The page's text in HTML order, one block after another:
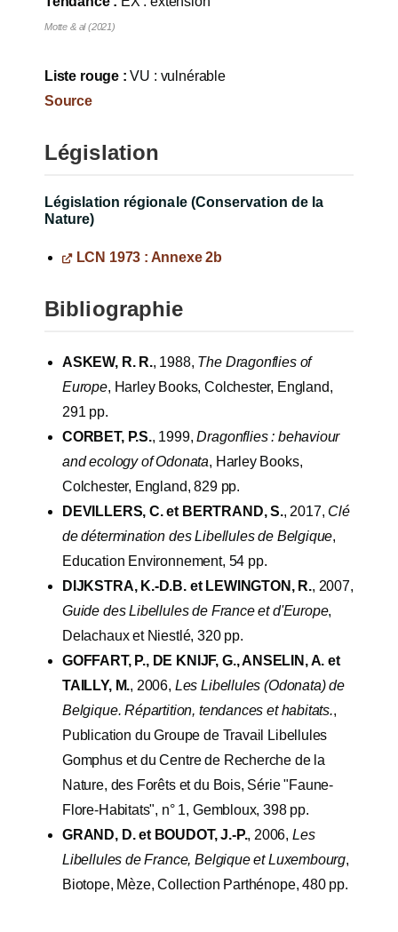
Motte & al (2021)
Liste rouge : VU : vulnérable
Source
Législation
Législation régionale (Conservation de la
Nature)
LCN 1973 : Annexe 2b
Bibliographie
ASKEW, R. R., 1988, The Dragonflies of
Europe, Harley Books, Colchester, England,
291 pp.
CORBET, P.S., 1999,Dragonflies : behaviour
and ecology of Odonata, Harley Books,
Colchester, England, 829 pp.
DEVILLERS, C. et BERTRAND, S., 2017, Clé
de détermination des Libellules de Belgique,
Education Environnement, 54 pp.
DIJKSTRA, K.-D.B. et LEWINGTON, R., 2007,
Guide des Libellules de France et d'Europe,
Delachaux et Niestlé, 320 pp.
GOFFART, P., DE KNIJF, G., ANSELIN, A. et
TAILLY, M., 2006, Les Libellules (Odonata) de
Belgique. Répartition, tendances et habitats.,
Publication du Groupe de Travail Libellules
Gomphus et du Centre de Recherche de la
Nature, des Forêts et du Bois, Série "Faune-
Flore-Habitats", n° 1, Gembloux, 398 pp.
GRAND, D. et BOUDOT, J.-P., 2006, Les
Libellules de France, Belgique et Luxembourg,
Biotope, Mèze, Collection Parthénope, 480 pp.